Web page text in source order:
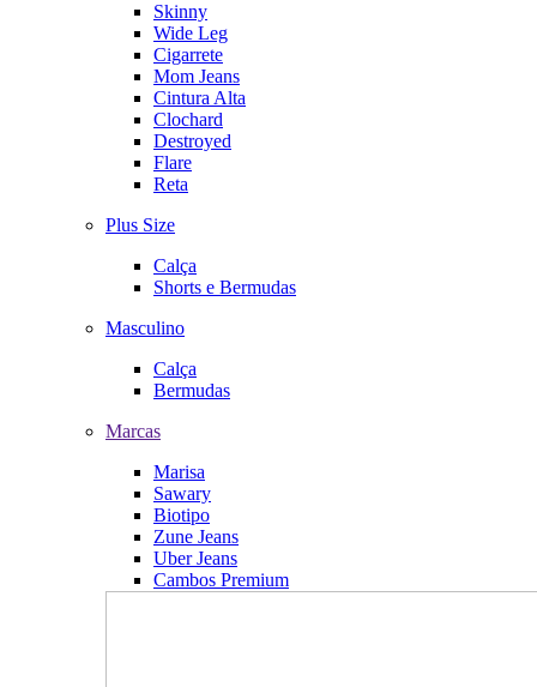
Skinny
Wide Leg
Cigarrete
Mom Jeans
Cintura Alta
Clochard
Destroyed
Flare
Reta
Plus Size
Calça
Shorts e Bermudas
Masculino
Calça
Bermudas
Marcas
Marisa
Sawary
Biotipo
Zune Jeans
Uber Jeans
Cambos Premium